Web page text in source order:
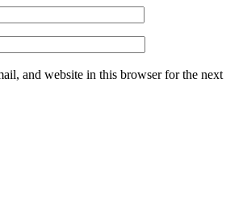
and website in this browser for the next